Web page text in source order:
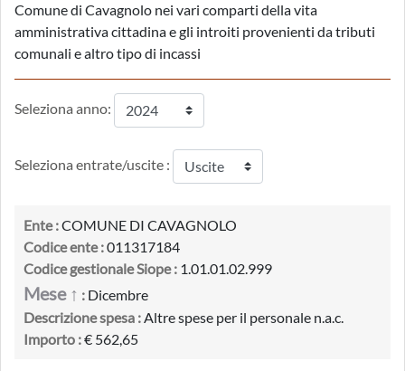
Comune di Cavagnolo nei vari comparti della vita
amministrativa cittadina e gli introiti provenienti da tributi
comunali e altro tipo di incassi
Seleziona anno:
Seleziona entrate/uscite :
Ente :COMUNE DI CAVAGNOLO
Codice ente :011317184
Codice gestionale Siope : 1.01.01.02.999
Mese ↑ : Dicembre
Descrizione spesa :Altre spese per il personale n.a.c.
Importo :€ 562,65